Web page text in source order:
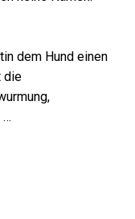
dem Hund einen
die
…